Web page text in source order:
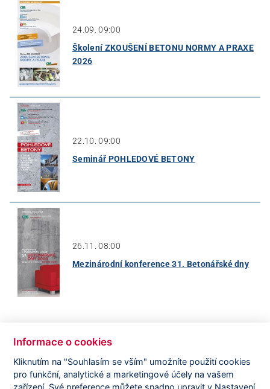
24.09. 09:00
Školení ZKOUŠENÍ BETONU NORMY A PRAXE
2026
22.10. 09:00
Seminář POHLEDOVÉ BETONY
26.11. 08:00
Mezinárodní konference 31. Betonářské dny
ABC Concrete Concrete Dictionary ECSN
Informace o cookies
Kliknutím na "Souhlasím se vším" umožníte použití cookies
pro funkční, analytické a marketingové účely na vašem
zařízení. Své preference můžete snadno upravit v Nastavení